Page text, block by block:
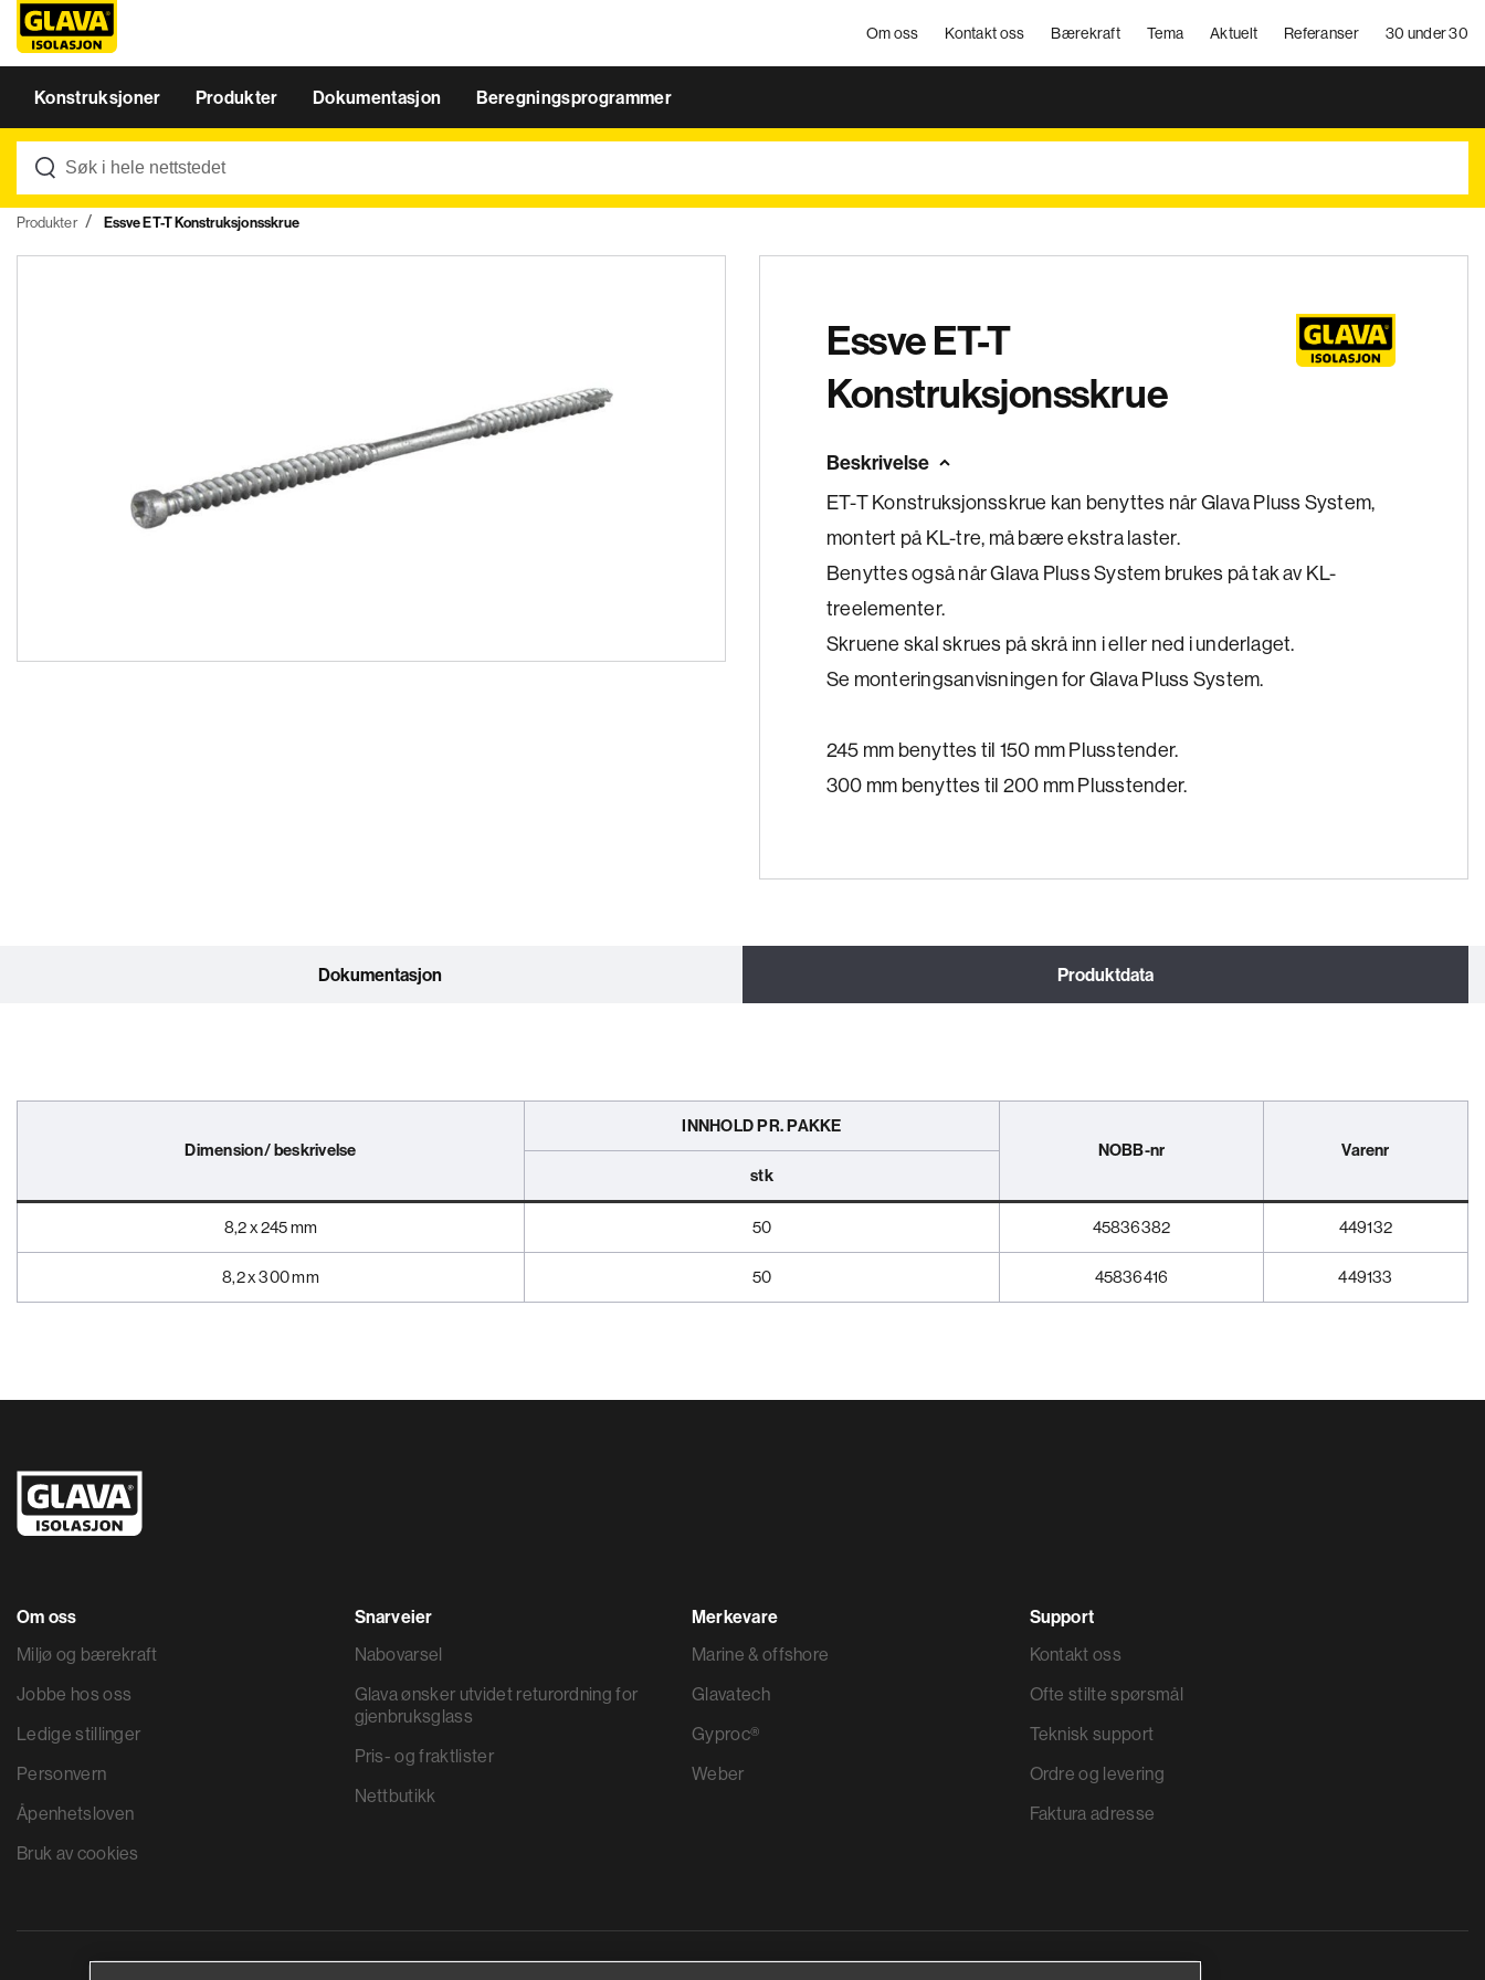
Om oss Kontakt oss Bærekraft Tema Aktuelt Referanser 30 under 30
Konstruksjoner Produkter Dokumentasjon Beregningsprogrammer
Produkter Essve ET-T Konstruksjonsskrue
Essve ET-T
Konstruksjonsskrue
Beskrivelse
ET-T Konstruksjonsskrue kan benyttes når Glava Pluss System,
montert på KL-tre, må bære ekstra laster.
Benyttes også når Glava Pluss System brukes på tak av KL-
treelementer.
Skruene skal skrues på skrå inn i eller ned i underlaget.
Se monteringsanvisningen for Glava Pluss System.
245 mm benyttes til 150 mm Plusstender.
300 mm benyttes til 200 mm Plusstender.
Dokumentasjon Produktdata
Dimension/ beskrivelse
INNHOLD PR. PAKKE
NOBB-nr
Varenr
stk
8,2 x 245 mm 50 45836382 449132
8,2 x 300 mm 50 45836416 449133
Om oss
Miljø og bærekraft
Jobbe hos oss
Ledige stillinger
Personvern
Åpenhetsloven
Bruk av cookies
Snarveier
Nabovarsel
Glava ønsker utvidet returordning for
gjenbruksglass
Pris- og fraktlister
Nettbutikk
Merkevare
Marine & offshore
Glavatech
Gyproc®
Weber
Support
Kontakt oss
Ofte stilte spørsmål
Teknisk support
Ordre og levering
Faktura adresse